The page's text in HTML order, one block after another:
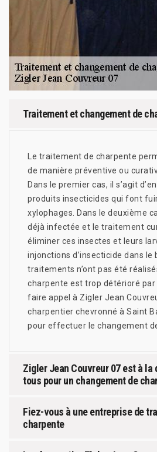
Traitement et changement de
Le traitement de charpente
de manière préventive ou
Dans le premier cas, il s’agit
produits insecticides qui font
xylophages. Dans le deuxième
déjà infectée et le traitement
éliminer ces insectes et leurs
injonctions d’insecticide dans le
traitements n’ont pas été
charpente est trop détérioré
faire appel à Zigler Jean
charpentier chevronné à Saint
pour effectuer le changement
Zigler Jean Couvreur 07 est à
tous pour un changement de
Fiez-vous à une entreprise de
charpente